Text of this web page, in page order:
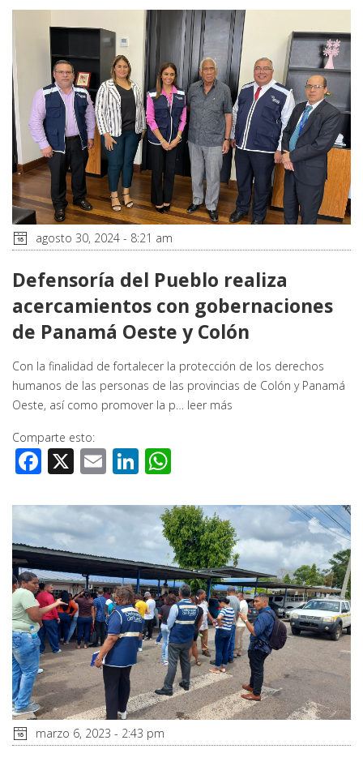
agosto 30, 2024 - 8:21 am
Defensoría del Pueblo realiza
acercamientos con gobernaciones
de Panamá Oeste y Colón
Con la finalidad de fortalecer la protección de los derechos
humanos de las personas de las provincias de Colón y Panamá
Oeste, así como promover la p… leer más
Comparte esto:
Facebook
X EmailLinkedIn
marzo 6, 2023 - 2:43 pm